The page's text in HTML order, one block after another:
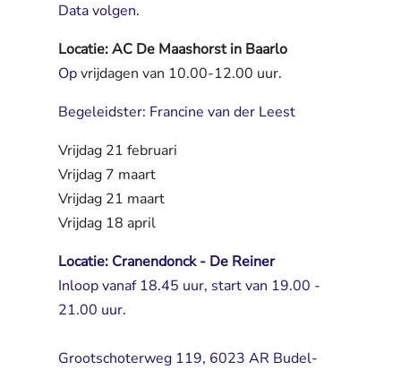
Data volgen.
Locatie: AC De Maashorst in Baarlo
Op vrijdagen van 10.00-12.00 uur.
Begeleidster: Francine van der Leest
Vrijdag 21 februari
Vrijdag 7 maart
Vrijdag 21 maart
Vrijdag 18 april
Locatie: Cranendonck - De Reiner
Inloop vanaf 18.45 uur, start van 19.00 -
21.00 uur.
Grootschoterweg 119, 6023 AR Budel-